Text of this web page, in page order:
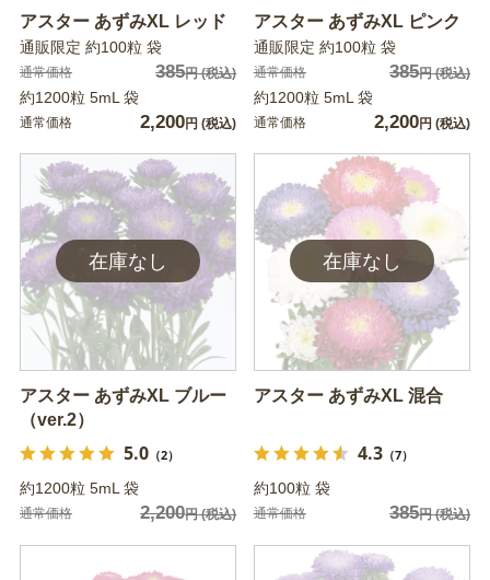
アスター あずみXL レッド
通販限定 約100粒 袋
通常価格 385円(税込)
約1200粒 5mL 袋
通常価格 2,200円 (税込)
アスター あずみXL ピンク
通販限定 約100粒 袋
通常価格 385円(税込)
約1200粒 5mL 袋
通常価格 2,200円 (税込)
アスター あずみXL ブルー
（ver.2）
5.0（2）
約1200粒 5mL 袋
通常価格 2,200円(税込)
アスター あずみXL 混合
4.3（7）
約100粒 袋
通常価格 385円(税込)